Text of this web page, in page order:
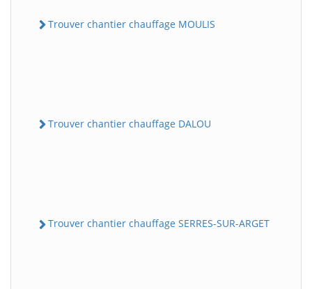
Trouver chantier chauffage MOULIS
Trouver chantier chauffage DALOU
Trouver chantier chauffage SERRES-SUR-ARGET